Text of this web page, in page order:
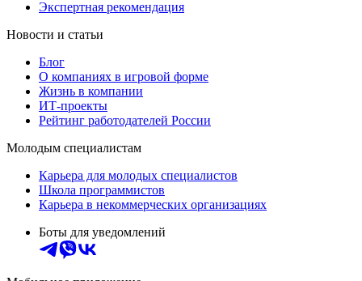
Экспертная рекомендация
Новости и статьи
Блог
О компаниях в игровой форме
Жизнь в компании
ИТ-проекты
Рейтинг работодателей России
Молодым специалистам
Карьера для молодых специалистов
Школа программистов
Карьера в некоммерческих организациях
Боты для уведомлений